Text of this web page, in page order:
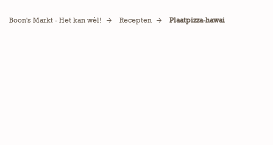
Boon's Markt - Het kan wèl! Recepten Plaatpizza-hawai